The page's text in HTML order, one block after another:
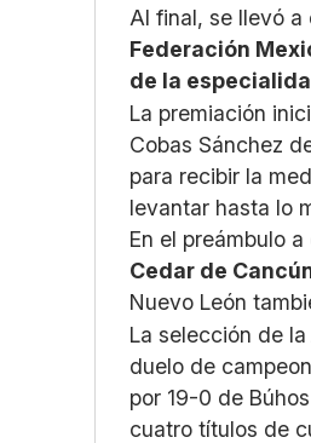
Al final, se llevó
Federación
de la
La premiación
Cobas Sánchez
para recibir la
levantar hasta lo
En el preámbulo
Cedar de
Nuevo León
La selección de la
duelo de
por 19-0 de
cuatro títulos de